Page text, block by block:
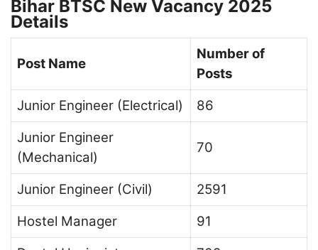
Bihar BTSC New Vacancy 2025
Details
Post Name
Number of
Posts
Junior Engineer (Electrical)
86
Junior Engineer
(Mechanical)
70
Junior Engineer (Civil)
2591
Hostel Manager
91